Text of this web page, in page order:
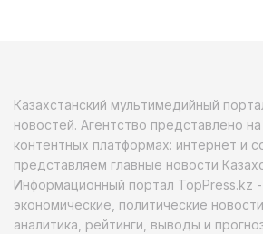
Казахстанский мультимедийный
новостей. Агентство представлено
контентных платформах: интернет и
представляем главные новости
Информационный портал TopPress.kz
экономические, политические
аналитика, рейтинги, выводы и